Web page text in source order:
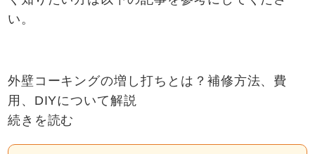
い。
外壁コーキングの増し打ちとは？補修方法、費
用、DIYについて解説
続きを読む